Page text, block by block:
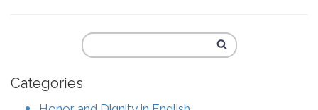
Categories